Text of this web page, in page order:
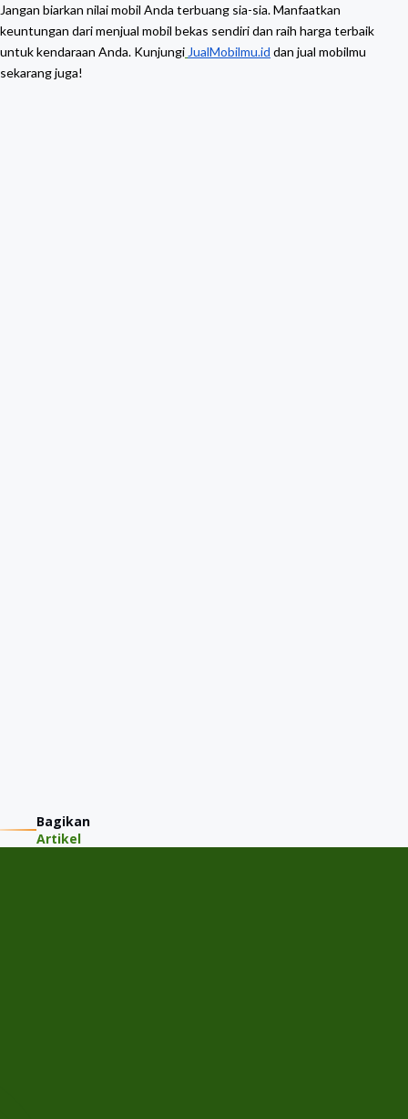
Jangan biarkan nilai mobil Anda terbuang sia-sia. Manfaatkan
keuntungan dari menjual mobil bekas sendiri dan raih harga terbaik
untuk kendaraan Anda. Kunjungi JualMobilmu.id dan jual mobilmu
sekarang juga!
Bagikan
Artikel